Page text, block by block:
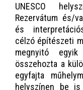
UNESCO
Rezervátum és/
és
célzó építészeti
megnyitó
összehozta a
egyfajta
helyszínen be